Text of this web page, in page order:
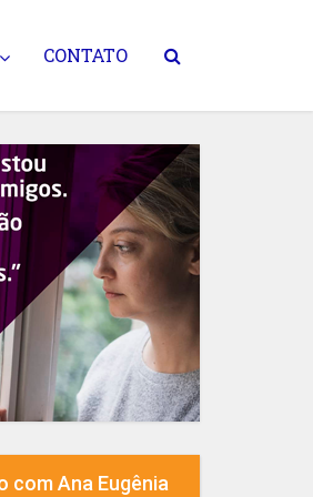
CONTATO
com Ana Eugênia